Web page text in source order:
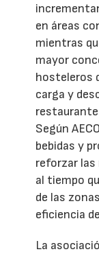
en áreas
mientras
mayor
hosteleros
carga y
Según
bebidas y
reforzar las
al tiempo
de las
eficiencia
La